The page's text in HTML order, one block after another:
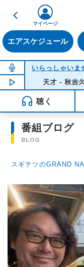
戻る
エアスケジュール
マイページ
NOW ON AIR
NOW PLAYING
天才 - 秋吉久美子
聴く
番組ブログ
BLOG
スギテツのGRAND